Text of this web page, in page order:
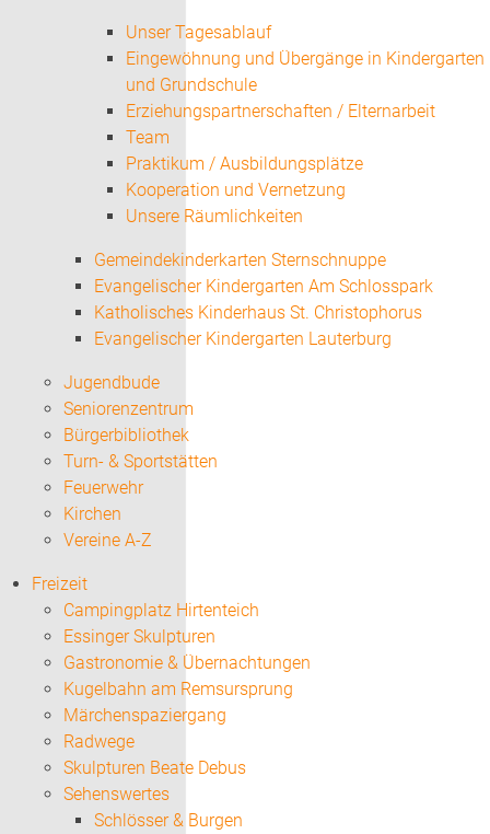
Unser Tagesablauf
Eingewöhnung und Übergänge in Kindergarten
und Grundschule
Erziehungspartnerschaften / Elternarbeit
Team
Praktikum / Ausbildungsplätze
Kooperation und Vernetzung
Unsere Räumlichkeiten
Gemeindekinderkarten Sternschnuppe
Evangelischer Kindergarten Am Schlosspark
Katholisches Kinderhaus St. Christophorus
Evangelischer Kindergarten Lauterburg
Jugendbude
Seniorenzentrum
Bürgerbibliothek
Turn- & Sportstätten
Feuerwehr
Kirchen
Vereine A-Z
Freizeit
Campingplatz Hirtenteich
Essinger Skulpturen
Gastronomie & Übernachtungen
Kugelbahn am Remsursprung
Märchenspaziergang
Radwege
Skulpturen Beate Debus
Sehenswertes
Schlösser & Burgen